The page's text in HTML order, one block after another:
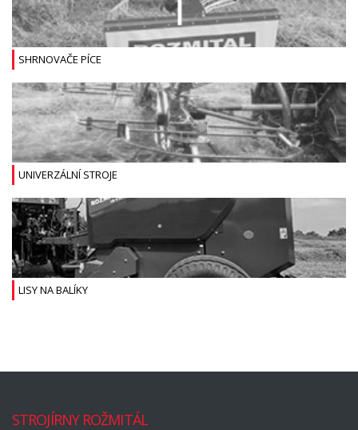
SHRNOVAČE PÍCE
UNIVERZÁLNÍ STROJE
LISY NA BALÍKY
STROJÍRNY ROŽMITÁL